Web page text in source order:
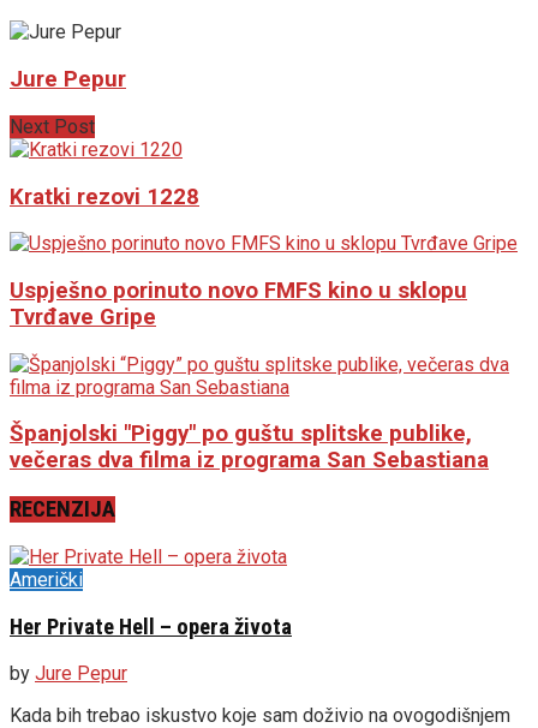
Jure Pepur
Next Post
Kratki rezovi 1228
Uspješno porinuto novo FMFS kino u sklopu
Tvrđave Gripe
Španjolski "Piggy" po guštu splitske publike,
večeras dva filma iz programa San Sebastiana
RECENZIJA
Američki
Her Private Hell – opera života
by Jure Pepur
Kada bih trebao iskustvo koje sam doživio na ovogodišnjem